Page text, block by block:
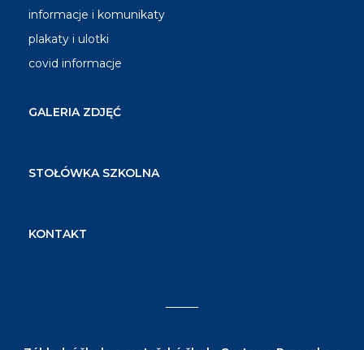
informacje i komunikaty
plakaty i ulotki
covid informacje
GALERIA ZDJĘĆ
STOŁÓWKA SZKOLNA
KONTAKT